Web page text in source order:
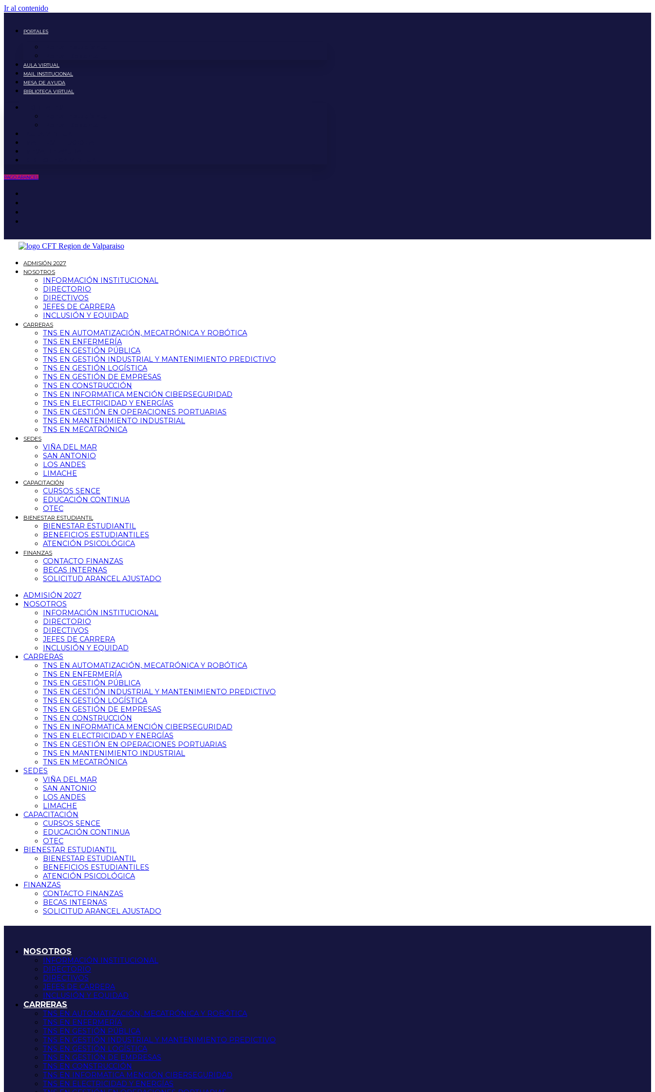
Ir al contenido
PORTALES
AULA VIRTUAL
MAIL INSTITUCIONAL
MESA DE AYUDA
BIBLIOTECA VIRTUAL
PAGO ARANCEL
ADMISIÓN 2027
NOSOTROS
INFORMACIÓN INSTITUCIONAL
DIRECTORIO
DIRECTIVOS
JEFES DE CARRERA
INCLUSIÓN Y EQUIDAD
CARRERAS
TNS EN AUTOMATIZACIÓN, MECATRÓNICA Y ROBÓTICA
TNS EN ENFERMERÍA
TNS EN GESTIÓN PÚBLICA
TNS EN GESTIÓN INDUSTRIAL Y MANTENIMIENTO PREDICTIVO
TNS EN GESTIÓN LOGÍSTICA
TNS EN GESTIÓN DE EMPRESAS
TNS EN CONSTRUCCIÓN
TNS EN INFORMATICA MENCIÓN CIBERSEGURIDAD
TNS EN ELECTRICIDAD Y ENERGÍAS
TNS EN GESTIÓN EN OPERACIONES PORTUARIAS
TNS EN MANTENIMIENTO INDUSTRIAL
TNS EN MECATRÓNICA
SEDES
VIÑA DEL MAR
SAN ANTONIO
LOS ANDES
LIMACHE
CAPACITACIÓN
CURSOS SENCE
EDUCACIÓN CONTINUA
OTEC
BIENESTAR ESTUDIANTIL
BIENESTAR ESTUDIANTIL
BENEFICIOS ESTUDIANTILES
ATENCIÓN PSICOLÓGICA
FINANZAS
CONTACTO FINANZAS
BECAS INTERNAS
SOLICITUD ARANCEL AJUSTADO
ADMISIÓN 2027
NOSOTROS
INFORMACIÓN INSTITUCIONAL
DIRECTORIO
DIRECTIVOS
JEFES DE CARRERA
INCLUSIÓN Y EQUIDAD
CARRERAS
TNS EN AUTOMATIZACIÓN, MECATRÓNICA Y ROBÓTICA
TNS EN ENFERMERÍA
TNS EN GESTIÓN PÚBLICA
TNS EN GESTIÓN INDUSTRIAL Y MANTENIMIENTO PREDICTIVO
TNS EN GESTIÓN LOGÍSTICA
TNS EN GESTIÓN DE EMPRESAS
TNS EN CONSTRUCCIÓN
TNS EN INFORMATICA MENCIÓN CIBERSEGURIDAD
TNS EN ELECTRICIDAD Y ENERGÍAS
TNS EN GESTIÓN EN OPERACIONES PORTUARIAS
TNS EN MANTENIMIENTO INDUSTRIAL
TNS EN MECATRÓNICA
SEDES
VIÑA DEL MAR
SAN ANTONIO
LOS ANDES
LIMACHE
CAPACITACIÓN
CURSOS SENCE
EDUCACIÓN CONTINUA
OTEC
BIENESTAR ESTUDIANTIL
BIENESTAR ESTUDIANTIL
BENEFICIOS ESTUDIANTILES
ATENCIÓN PSICOLÓGICA
FINANZAS
CONTACTO FINANZAS
BECAS INTERNAS
SOLICITUD ARANCEL AJUSTADO
NOSOTROS
INFORMACIÓN INSTITUCIONAL
DIRECTORIO
DIRECTIVOS
JEFES DE CARRERA
INCLUSIÓN Y EQUIDAD
CARRERAS
TNS EN AUTOMATIZACIÓN, MECATRÓNICA Y ROBÓTICA
TNS EN ENFERMERÍA
TNS EN GESTIÓN PÚBLICA
TNS EN GESTIÓN INDUSTRIAL Y MANTENIMIENTO PREDICTIVO
TNS EN GESTIÓN LOGÍSTICA
TNS EN GESTIÓN DE EMPRESAS
TNS EN CONSTRUCCIÓN
TNS EN INFORMATICA MENCIÓN CIBERSEGURIDAD
TNS EN ELECTRICIDAD Y ENERGÍAS